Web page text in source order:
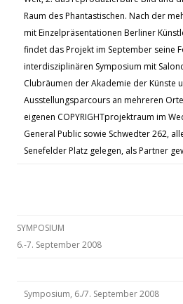
Raum des Phantastischen. Nach der
mit Einzelpräsentationen Berliner
findet das Projekt im September seine
interdisziplinären Symposium mit
Clubräumen der Akademie der Künste
Ausstellungsparcours an mehreren
eigenen COPYRIGHTprojektraum im
General Public sowie Schwedter 262,
Senefelder Platz gelegen, als Partner
SYMPOSIUM
6.-7. September 2008
Symposium, 6./7. September 2008